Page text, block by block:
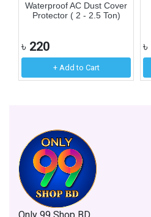
Waterproof AC Dust Cover
Protector ( 2 - 2.5 Ton)
৳ 220
+ Add to Cart
৳